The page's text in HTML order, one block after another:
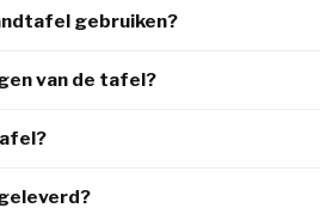
gebruiken?
van de tafel?